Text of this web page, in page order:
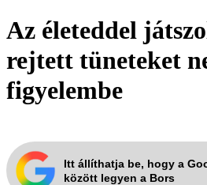
Az életeddel
rejtett tüneteket
figyelembe
Itt állíthatja be, hogy a
között legyen a Bors